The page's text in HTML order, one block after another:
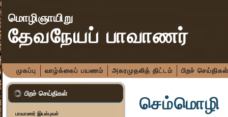
மொழிஞாயிறு
தேவநேயப் பாவாணர்
முகப்பு வாழ்க்கைப் பயணம் அகரமுதலித் திட்டம் பிறச் செய்திகள்
பிறச் செய்திகள்
பாவாணர் இயல்புகள்
செம்மொழி